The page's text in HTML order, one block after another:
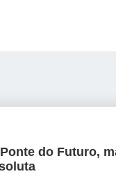
do Futuro,